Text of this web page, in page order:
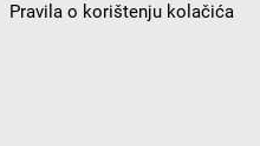
Pravila o korištenju kolačića